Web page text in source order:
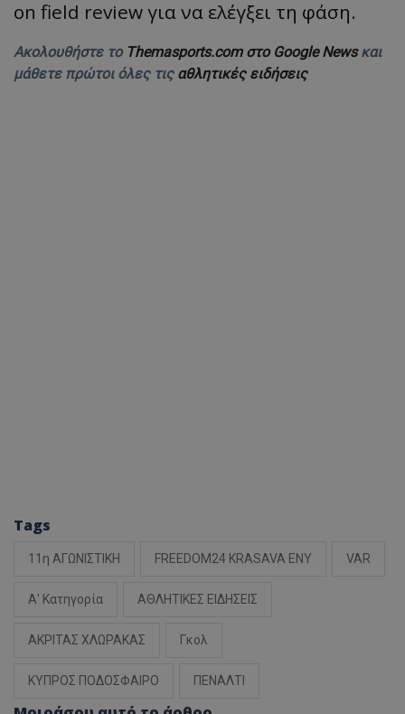
on field review για να ελέγξει τη φάση.
Ακολουθήστε το Themasports.com στο Google Newsκαι
μάθετε πρώτοι όλες τις αθλητικές ειδήσεις
Tags
11η ΑΓΩΝΙΣΤΙΚΗ FREEDOM24 KRASAVA ΕΝΥ VAR
Α' Κατηγορία ΑΘΛΗΤΙΚΕΣ ΕΙΔΗΣΕΙΣ
ΑΚΡΙΤΑΣ ΧΛΩΡΑΚΑΣ Γκολ
ΚΥΠΡΟΣ ΠΟΔΟΣΦΑΙΡΟ ΠΕΝΑΛΤΙ